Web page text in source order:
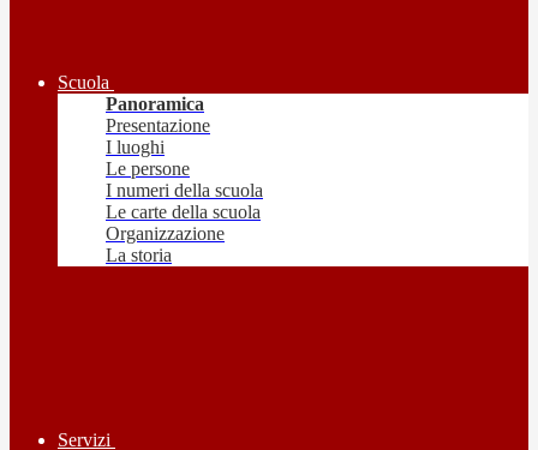
Scuola
Panoramica
Presentazione
I luoghi
Le persone
I numeri della scuola
Le carte della scuola
Organizzazione
La storia
Servizi